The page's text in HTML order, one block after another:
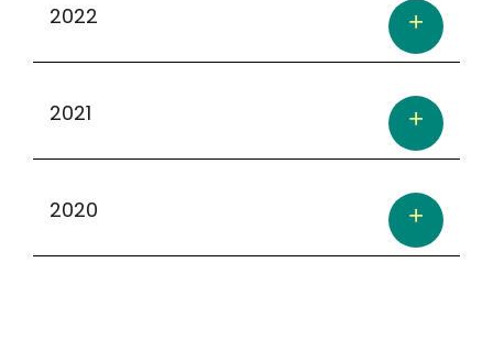
2022
2021
2020